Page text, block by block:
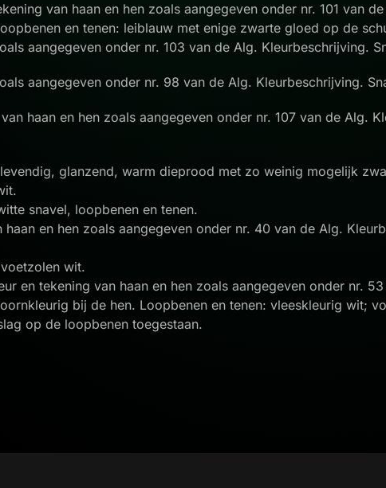
van haan en hen zoals aangegeven onder nr. 101 van
en tenen: leiblauw met enige zwarte gloed op de
aangegeven onder nr. 103 van de Alg. Kleurbeschrijving.
aangegeven onder nr. 98 van de Alg. Kleurbeschrijving.
haan en hen zoals aangegeven onder nr. 107 van de Alg.
glanzend, warm dieprood met zo weinig mogelijk
snavel, loopbenen en tenen.
haan en hen zoals aangegeven onder nr. 40 van de Alg.
wit.
en tekening van haan en hen zoals aangegeven onder nr.
bij de hen. Loopbenen en tenen: vleeskleurig wit;
op de loopbenen toegestaan.